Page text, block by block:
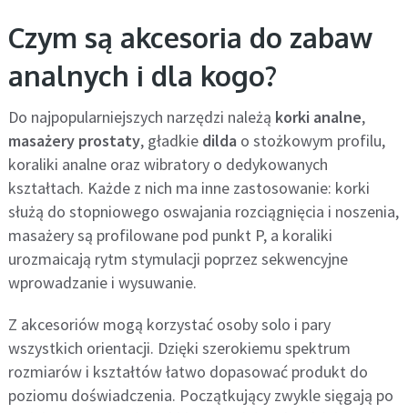
Czym są akcesoria do zabaw
analnych i dla kogo?
Do najpopularniejszych narzędzi należą korki analne,
masażery prostaty, gładkie dilda o stożkowym profilu,
koraliki analne oraz wibratory o dedykowanych
kształtach. Każde z nich ma inne zastosowanie: korki
służą do stopniowego oswajania rozciągnięcia i noszenia,
masażery są profilowane pod punkt P, a koraliki
urozmaicają rytm stymulacji poprzez sekwencyjne
wprowadzanie i wysuwanie.
Z akcesoriów mogą korzystać osoby solo i pary
wszystkich orientacji. Dzięki szerokiemu spektrum
rozmiarów i kształtów łatwo dopasować produkt do
poziomu doświadczenia. Początkujący zwykle sięgają po